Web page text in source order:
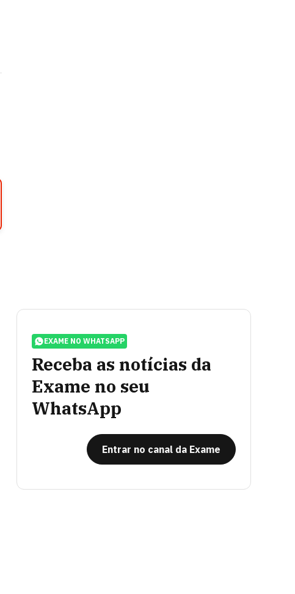
EXAME NO WHATSAPP
Receba as notícias da
Exame no seu
WhatsApp
Entrar no canal da Exame